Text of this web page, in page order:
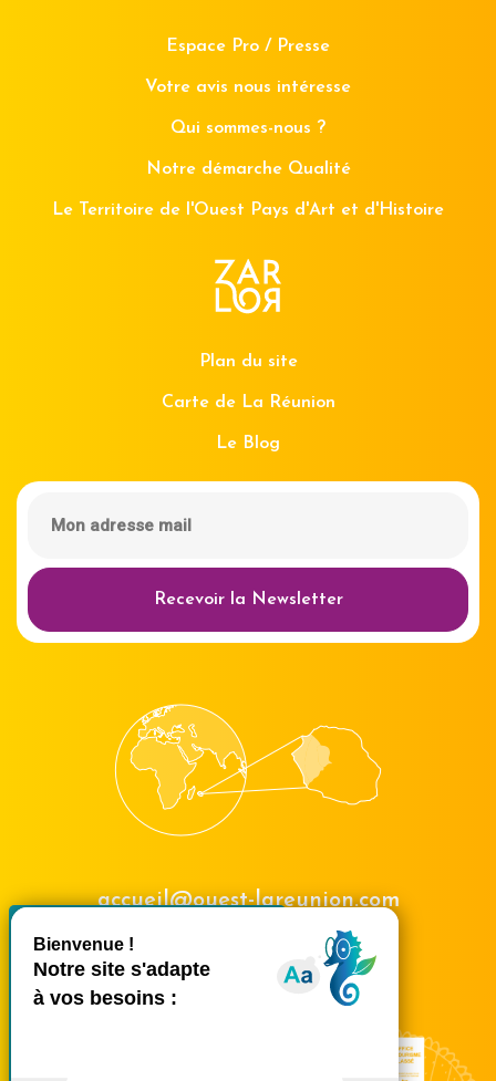
Masquer le
Espace Pro / Presse
Votre avis nous intéresse
Qui sommes-nous ?
Notre démarche Qualité
Le Territoire de l'Ouest Pays d'Art et d'Histoire
Plan du site
Carte de La Réunion
Le Blog
Recevoir la Newsletter
accueil@ouest-lareunion.com
02 62 42 31 31
Nous rencontrer